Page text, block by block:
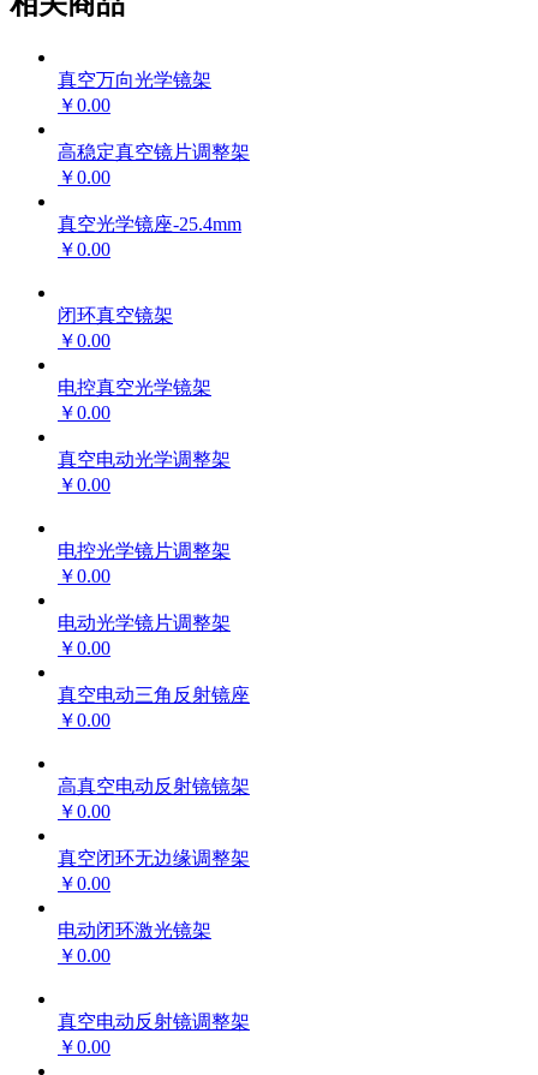
真空万向光学镜架
￥0.00
高稳定真空镜片调整架
￥0.00
真空光学镜座-25.4mm
￥0.00
闭环真空镜架
￥0.00
电控真空光学镜架
￥0.00
真空电动光学调整架
￥0.00
电控光学镜片调整架
￥0.00
电动光学镜片调整架
￥0.00
真空电动三角反射镜座
￥0.00
高真空电动反射镜镜架
￥0.00
真空闭环无边缘调整架
￥0.00
电动闭环激光镜架
￥0.00
真空电动反射镜调整架
￥0.00